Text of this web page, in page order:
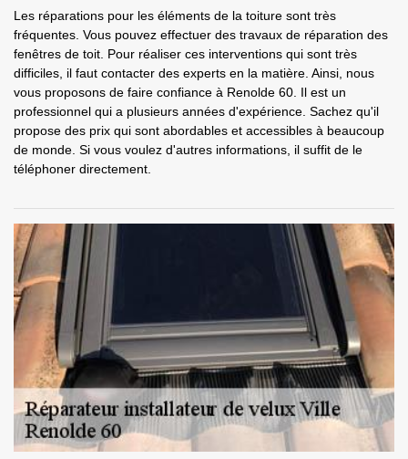
Les réparations pour les éléments de la toiture sont très
fréquentes. Vous pouvez effectuer des travaux de réparation des
fenêtres de toit. Pour réaliser ces interventions qui sont très
difficiles, il faut contacter des experts en la matière. Ainsi, nous
vous proposons de faire confiance à Renolde 60. Il est un
professionnel qui a plusieurs années d'expérience. Sachez qu'il
propose des prix qui sont abordables et accessibles à beaucoup
de monde. Si vous voulez d'autres informations, il suffit de le
téléphoner directement.